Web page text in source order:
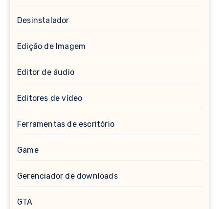
Desinstalador
Edição de Imagem
Editor de áudio
Editores de vídeo
Ferramentas de escritório
Game
Gerenciador de downloads
GTA